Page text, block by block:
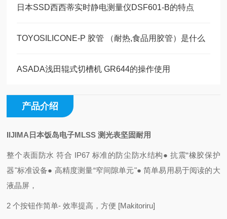
日本SSD西西蒂实时静电测量仪DSF601-B的特点
TOYOSILICONE-P 胶管 （耐热,食品用胶管）是什么
ASADA浅田辊式切槽机 GR644的操作使用
产品介绍
IIJIMA日本饭岛电子MLSS 测光表坚固耐用
整个表面防水 符合 IP67 标准的防尘防水结构● 抗震“橡胶保护
器"标准设备● 高精度测量“窄间隙单元"● 简单易用易于阅读的大
液晶屏，
2 个按钮作简单- 效率提高，方便 [Makitoriru]